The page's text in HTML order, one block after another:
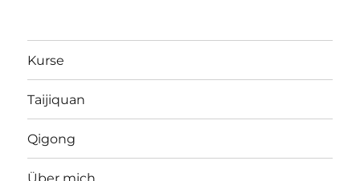
Kurse
Taijiquan
Qigong
Über mich